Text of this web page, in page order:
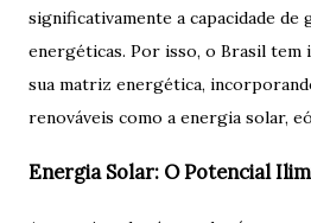
significativamente a capacidade de
energéticas. Por isso, o Brasil tem
sua matriz energética,
renováveis como a energia solar,
Energia Solar: O Potencial